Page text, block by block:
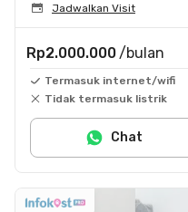
Jadwalkan Visit
Rp2.000.000 /bulan
Termasuk internet/wifi
Tidak termasuk listrik
Chat